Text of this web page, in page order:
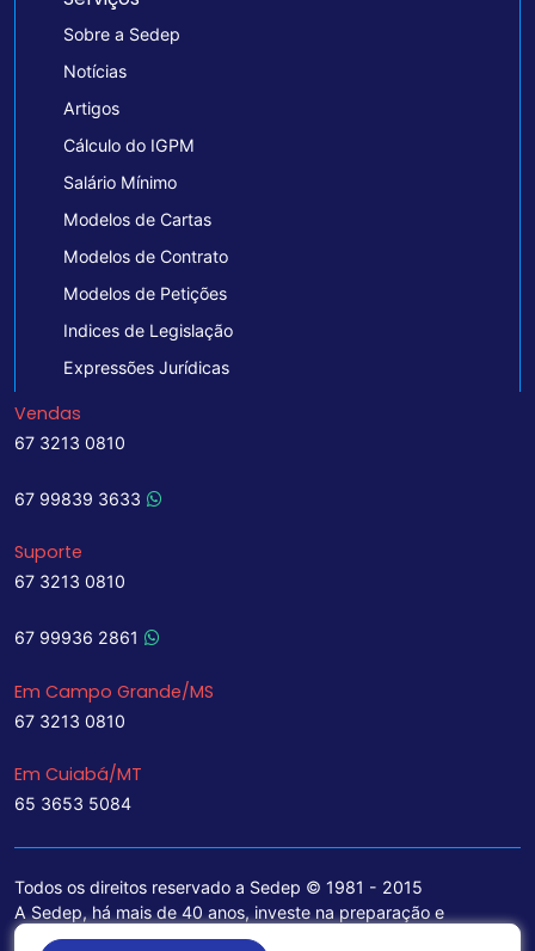
Sobre a Sedep
Notícias
Artigos
Cálculo do IGPM
Salário Mínimo
Modelos de Cartas
Modelos de Contrato
Modelos de Petições
Indices de Legislação
Expressões Jurídicas
Vendas
67 3213 0810
67 99839 3633
Suporte
67 3213 0810
67 99936 2861
Em Campo Grande/MS
67 3213 0810
Em Cuiabá/MT
65 3653 5084
Todos os direitos reservado a Sedep © 1981 - 2015
A Sedep, há mais de 40 anos, investe na preparação e
treinamento de funcionários e na aquisição de tecnologia de